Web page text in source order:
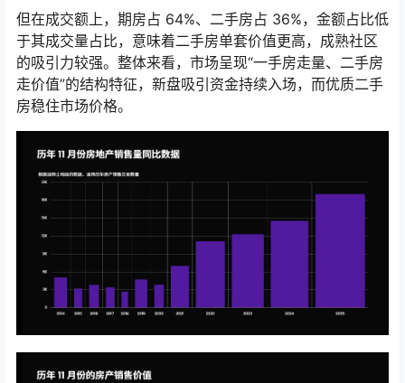
但在成交额上，期房占 64%、二手房占 36%，金额占比低
于其成交量占比，意味着二手房单套价值更高，成熟社区
的吸引力较强。整体来看，市场呈现“一手房走量、二手房
走价值”的结构特征，新盘吸引资金持续入场，而优质二手
房稳住市场价格。